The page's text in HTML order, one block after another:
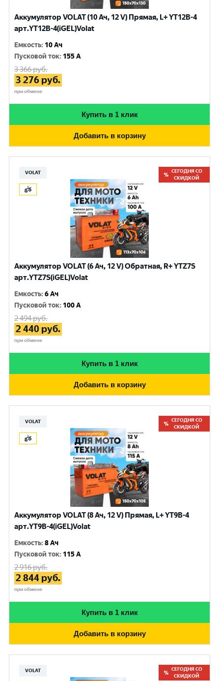
Аккумулятор VOLAT (10 Ач, 12 V) Прямая, L+ YT12B-4
арт.YT12B-4(iGEL)Volat
Емкость: 10 Ач
Пусковой ток: 155 A
3 366руб.
3 276 руб.
при обмене
Купить в 1 клик
Добавить в корзину
VOLAT
СЕГОДНЯ СО
СКИДКОЙ
Аккумулятор VOLAT (6 Ач, 12 V) Обратная, R+ YTZ7S
арт.YTZ7S(iGEL)Volat
Емкость:6 Ач
Пусковой ток: 100 A
2 494руб.
2 440 руб.
при обмене
Купить в 1 клик
Добавить в корзину
VOLAT
СЕГОДНЯ СО
СКИДКОЙ
Аккумулятор VOLAT (8 Ач, 12 V) Прямая, L+ YT9B-4
арт.YT9B-4(iGEL)Volat
Емкость:8 Ач
Пусковой ток: 115 A
2 916руб.
2 844 руб.
при обмене
Купить в 1 клик
Добавить в корзину
VOLAT
СЕГОДНЯ СО
СКИДКОЙ